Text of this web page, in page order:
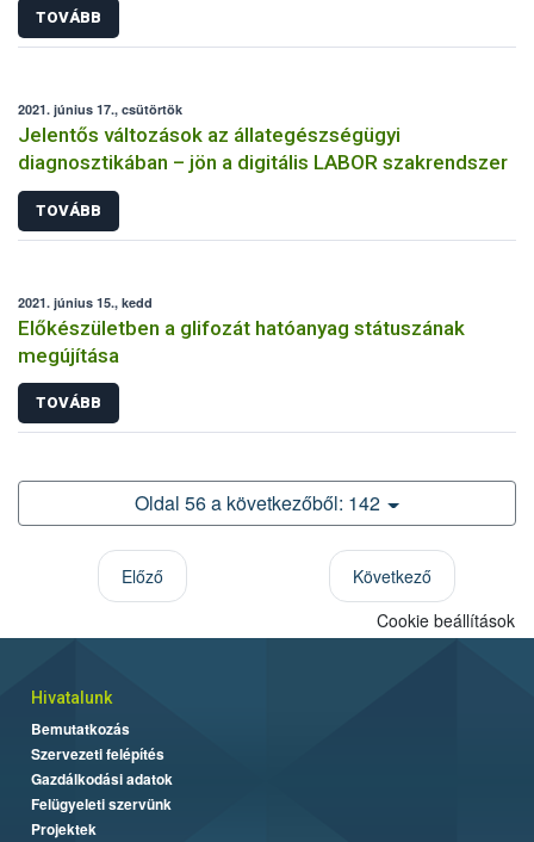
TOVÁBB
2021. június 17., csütörtök
Jelentős változások az állategészségügyi
diagnosztikában – jön a digitális LABOR szakrendszer
TOVÁBB
2021. június 15., kedd
Előkészületben a glifozát hatóanyag státuszának
megújítása
TOVÁBB
Oldal 56 a következőből: 142
Előző
Következő
Cookie beállítások
Hivatalunk
Bemutatkozás
Szervezeti felépítés
Gazdálkodási adatok
Felügyeleti szervünk
Projektek